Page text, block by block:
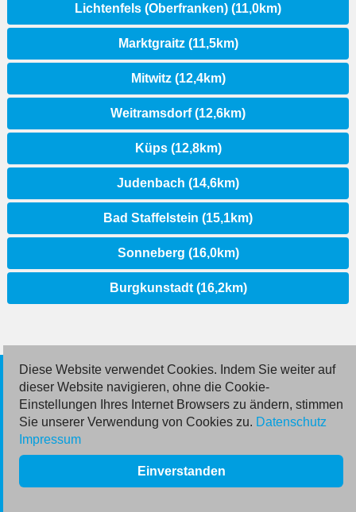
Lichtenfels (Oberfranken) (11,0km)
Marktgraitz (11,5km)
Mitwitz (12,4km)
Weitramsdorf (12,6km)
Küps (12,8km)
Judenbach (14,6km)
Bad Staffelstein (15,1km)
Sonneberg (16,0km)
Burgkunstadt (16,2km)
© 2026 Deutsche Jobmarkt GmbH
Inserieren
Kontakt
AGB
Diese Website verwendet Cookies. Indem Sie weiter auf
dieser Website navigieren, ohne die Cookie-
Einstellungen Ihres Internet Browsers zu ändern, stimmen
Sie unserer Verwendung von Cookies zu. Datenschutz
Impressum
Einverstanden